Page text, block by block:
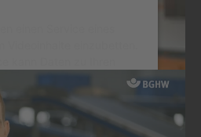
Bitte lesen Sie die
stimmen Sie der Nutzung
zu, um dieses Video